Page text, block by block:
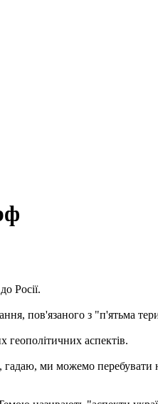
Росії.
пов'язаного з "п'ятьма
геополітичних аспектів.
ми можемо перебувати